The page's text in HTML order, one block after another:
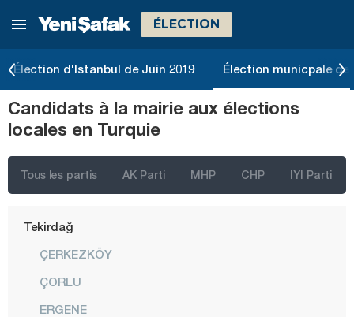
ÉLECTION
Élection d'Istanbul de Juin 2019 Élection municpale de
Candidats à la mairie aux élections
locales en Turquie
Tous les partis AK Parti MHP CHP IYI Parti
Sakarya
Siirt
Sinop
Sivas
Tekirdağ
ÇERKEZKÖY
ÇORLU
ERGENE